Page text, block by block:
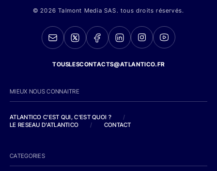
© 2026 Talmont Media SAS. tous droits réservés.
TOUSLESCONTACTS@ATLANTICO.FR
MIEUX NOUS CONNAITRE
ATLANTICO C'EST QUI, C'EST QUOI ?
/
LE RESEAU D'ATLANTICO
/ CONTACT
CATEGORIES